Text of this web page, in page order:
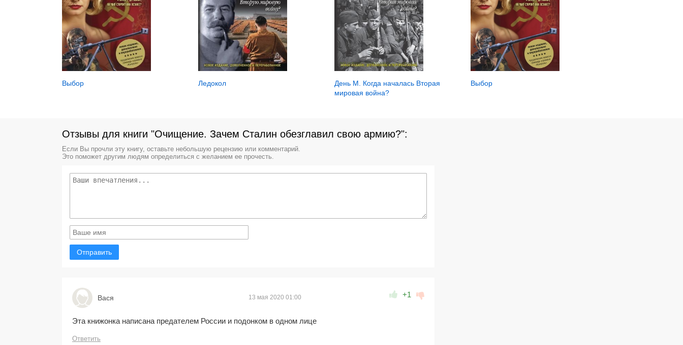
Выбор Ледокол
День М. Когда началась Вторая
мировая война?
Выбор
Отзывы для книги "Очищение. Зачем Сталин обезглавил свою армию?":
Если Вы прочли эту книгу, оставьте небольшую рецензию или комментарий.
Это поможет другим людям определиться с желанием ее прочесть.
Отправить
Вася 13 мая 2020 01:00 +1
Эта книжонка написана предателем России и подонком в одном лице
Ответить